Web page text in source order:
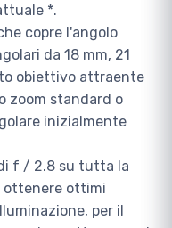
*.
copre l'angolo
da 18 mm, 21
obiettivo attraente
zoom standard o
inizialmente
f / 2.8 su tutta la
ottenere ottimi
per il